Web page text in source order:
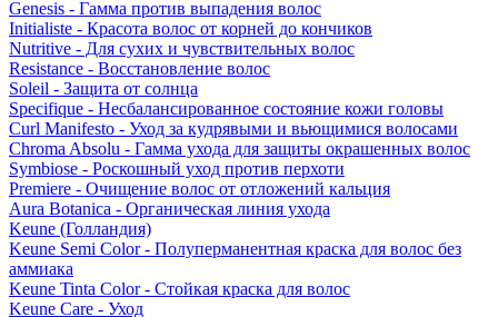
Genesis - Гамма против выпадения волос
Initialiste - Красота волос от корней до кончиков
Nutritive - Для сухих и чувствительных волос
Resistance - Восстановление волос
Soleil - Защита от солнца
Specifique - Несбалансированное состояние кожи головы
Curl Manifesto - Уход за кудрявыми и вьющимися волосами
Chroma Absolu - Гамма ухода для защиты окрашенных волос
Symbiose - Роскошный уход против перхоти
Premiere - Очищение волос от отложений кальция
Aura Botanica - Органическая линия ухода
Keune (Голландия)
Keune Semi Color - Полуперманентная краска для волос без
аммиака
Keune Tinta Color - Стойкая краска для волос
Keune Care - Уход